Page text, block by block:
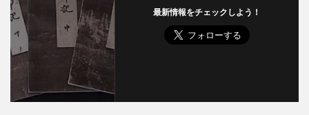
最新情報をチェックしよう！